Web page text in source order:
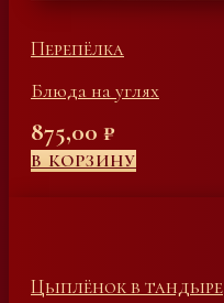
Перепёлка
Блюда на углях
875,00 ₽
В КОРЗИНУ
Цыплёнок в тандыре